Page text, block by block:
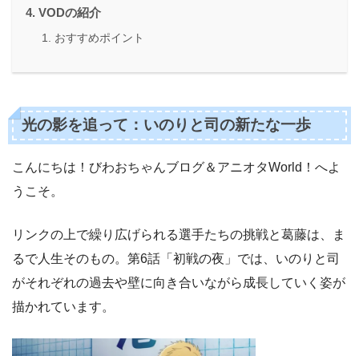
VODの紹介
おすすめポイント
光の影を追って：いのりと司の新たな一歩
こんにちは！びわおちゃんブログ＆アニオタWorld！へよ
うこそ。
リンクの上で繰り広げられる選手たちの挑戦と葛藤は、ま
るで人生そのもの。第6話「初戦の夜」では、いのりと司
がそれぞれの過去や壁に向き合いながら成長していく姿が
描かれています。